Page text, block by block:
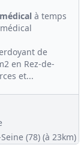
à temps
de
en Rez-de-
et...
(78) (à 23km)